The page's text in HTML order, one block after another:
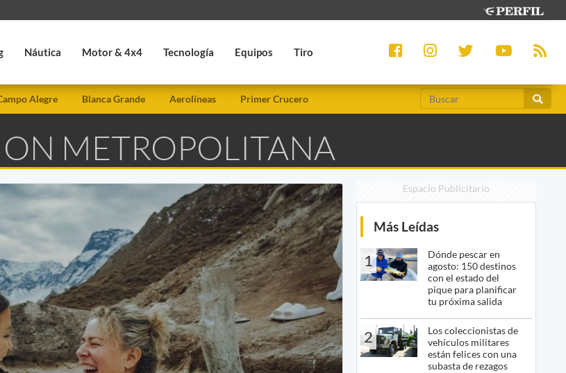
Náutica Motor & 4x4 Tecnología Equipos Tiro
Alegre Blanca Grande Aerolíneas Primer Crucero
METROPOLITANA
Espacio Publicitario
Más Leídas
1
Dónde pescar en
agosto: 150 destinos
con el estado del
pique para planificar
tu próxima salida
2
Los coleccionistas de
vehículos militares
están felices con una
subasta de rezagos